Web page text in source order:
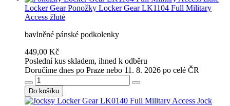
Locker Gear Ponožky Locker Gear LK1104 Full Military
Access žluté
bavlněné pánské podkolenky
449,00 Kč
Poslední kus skladem, ihned k odběru
Doručíme dnes po Praze nebo 11. 8. 2026 po celé ČR
Do košíku